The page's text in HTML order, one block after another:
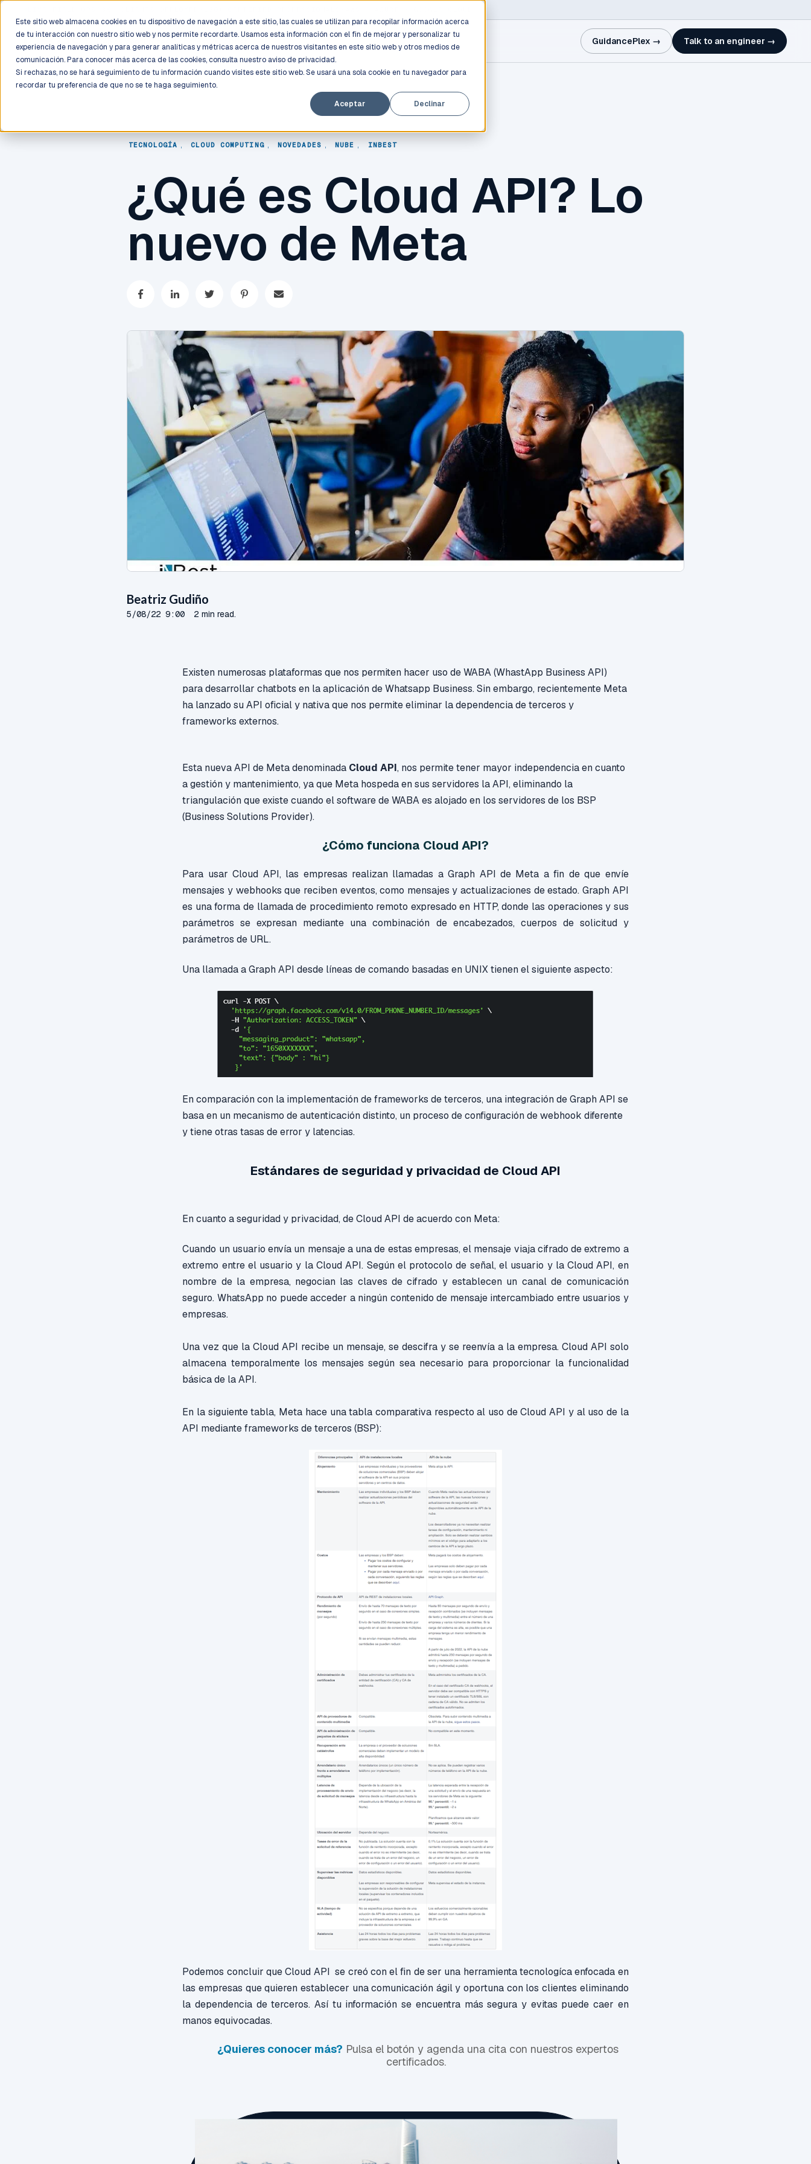
Este sitio web almacena cookies en tu dispositivo de navegación a este sitio, las cuales se utilizan para recopilar información acerca
de tu interacción con nuestro sitio web y nos permite recordarte. Usamos esta información con el fin de mejorar y personalizar tu
experiencia de navegación y para generar analíticas y métricas acerca de nuestros visitantes en este sitio web y otros medios de
comunicación. Para conocer más acerca de las cookies, consulta nuestro aviso de privacidad.
Si rechazas, no se hará seguimiento de tu información cuando visites este sitio web. Se usará una sola cookie en tu navegador para
recordar tu preferencia de que no se te haga seguimiento.
Aceptar
Declinar
Process GuidancePlex → Talk to an engineer →
TECNOLOGÍA CLOUD COMPUTING NOVEDADES NUBE INBEST
¿Qué es Cloud API? Lo
nuevo de Meta
Beatriz Gudiño
5/08/22 9:00 2 min read.
Existen numerosas plataformas que nos permiten hacer uso de WABA (WhastApp Business API)
para desarrollar chatbots en la aplicación de Whatsapp Business. Sin embargo, recientemente Meta
ha lanzado su API oficial y nativa que nos permite eliminar la dependencia de terceros y
frameworks externos.
Esta nueva API de Meta denominada Cloud API, nos permite tener mayor independencia en cuanto
a gestión y mantenimiento, ya que Meta hospeda en sus servidores la API, eliminando la
triangulación que existe cuando el software de WABA es alojado en los servidores de los BSP
(Business Solutions Provider).
¿Cómo funciona Cloud API?
Para usar Cloud API, las empresas realizan llamadas a Graph API de Meta a fin de que envíe
mensajes y webhooks que reciben eventos, como mensajes y actualizaciones de estado. Graph API
es una forma de llamada de procedimiento remoto expresado en HTTP, donde las operaciones y sus
parámetros se expresan mediante una combinación de encabezados, cuerpos de solicitud y
parámetros de URL.
Una llamada a Graph API desde líneas de comando basadas en UNIX tienen el siguiente aspecto:
En comparación con la implementación de frameworks de terceros, una integración de Graph API se
basa en un mecanismo de autenticación distinto, un proceso de configuración de webhook diferente
y tiene otras tasas de error y latencias.
Estándares de seguridad y privacidad de Cloud API
En cuanto a seguridad y privacidad, de Cloud API de acuerdo con Meta:
Cuando un usuario envía un mensaje a una de estas empresas, el mensaje viaja cifrado de extremo a
extremo entre el usuario y la Cloud API. Según el protocolo de señal, el usuario y la Cloud API, en
nombre de la empresa, negocian las claves de cifrado y establecen un canal de comunicación
seguro. WhatsApp no puede acceder a ningún contenido de mensaje intercambiado entre usuarios y
empresas.
Una vez que la Cloud API recibe un mensaje, se descifra y se reenvía a la empresa. Cloud API solo
almacena temporalmente los mensajes según sea necesario para proporcionar la funcionalidad
básica de la API.
En la siguiente tabla, Meta hace una tabla comparativa respecto al uso de Cloud API y al uso de la
API mediante frameworks de terceros (BSP):
Podemos concluir que Cloud API se creó con el fin de ser una herramienta tecnologíca enfocada en
las empresas que quieren establecer una comunicación ágil y oportuna con los clientes eliminando
la dependencia de terceros. Así tu información se encuentra más segura y evitas puede caer en
manos equivocadas.
¿Quieres conocer más? Pulsa el botón y agenda una cita con nuestros expertos
certificados.